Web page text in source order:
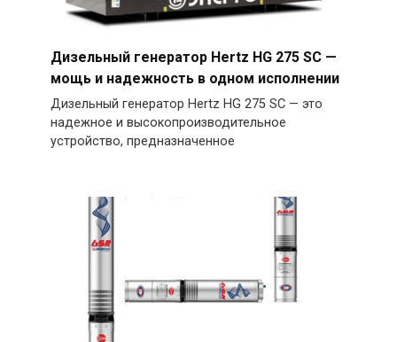
Дизельный генератор Hertz HG 275 SC —
мощь и надежность в одном исполнении
Дизельный генератор Hertz HG 275 SC — это
надежное и высокопроизводительное
устройство, предназначенное